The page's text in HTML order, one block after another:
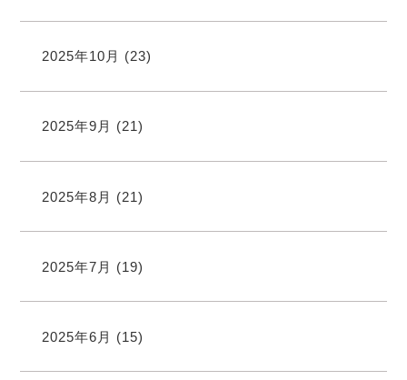
2025年10月 (23)
2025年9月 (21)
2025年8月 (21)
2025年7月 (19)
2025年6月 (15)